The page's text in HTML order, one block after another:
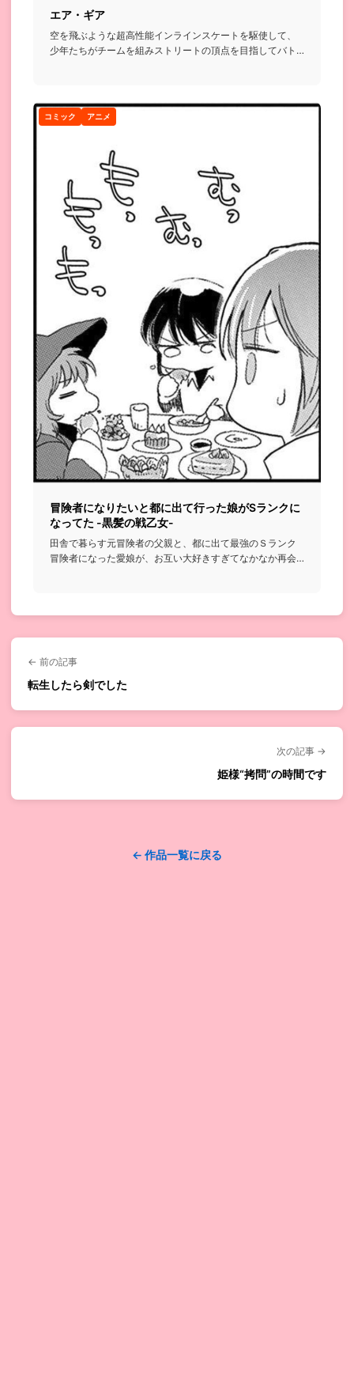
エア・ギア
空を飛ぶような超高性能インラインスケートを駆使して、
少年たちがチームを組みストリートの頂点を目指してバト
コミック アニメ
冒険者になりたいと都に出て行った娘がSランクに
なってた -黒髪の戦乙女-
田舎で暮らす元冒険者の父親と、都に出て最強のＳランク
冒険者になった愛娘が、お互い大好きすぎてなかなか再会
← 前の記事
転生したら剣でした
次の記事 →
姫様“拷問”の時間です
← 作品一覧に戻る